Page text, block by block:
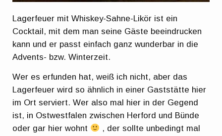
Lagerfeuer mit Whiskey-Sahne-Likör ist ein
Cocktail, mit dem man seine Gäste beeindrucken
kann und er passt einfach ganz wunderbar in die
Advents- bzw. Winterzeit.
Wer es erfunden hat, weiß ich nicht, aber das
Lagerfeuer wird so ähnlich in einer Gaststätte hier
im Ort serviert. Wer also mal hier in der Gegend
ist, in Ostwestfalen zwischen Herford und Bünde
oder gar hier wohnt
, der sollte unbedingt mal